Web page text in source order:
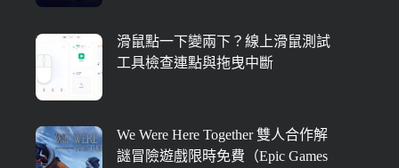
滑鼠點一下變兩下？線上滑鼠測試
工具檢查連點與拖曳中斷
We Were Here Together 雙人合作解
謎冒險遊戲限時免費（Epic Games